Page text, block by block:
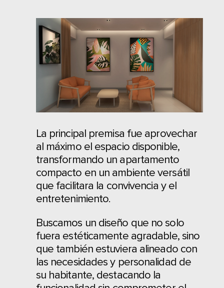
La principal premisa fue aprovechar
al máximo el espacio disponible,
transformando un apartamento
compacto en un ambiente versátil
que facilitara la convivencia y el
entretenimiento.
Buscamos un diseño que no solo
fuera estéticamente agradable, sino
que también estuviera alineado con
las necesidades y personalidad de
su habitante, destacando la